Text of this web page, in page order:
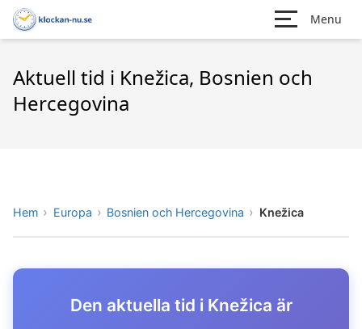
Menu
Aktuell tid i Knežica, Bosnien och
Hercegovina
Hem Europa Bosnien och Hercegovina Knežica
Den aktuella tid i Knežica är